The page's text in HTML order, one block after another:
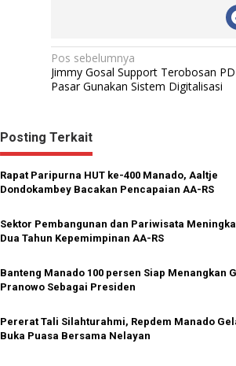
N
a
i
g
a
s
i
p
s
Pos sebelumnya
Jimmy Gosal Support Terobosan PD
Pasar Gunakan Sistem Digitalisasi
Posting Terkait
Rapat Paripurna HUT ke-400 Manado, Aaltje
Dondokambey Bacakan Pencapaian AA-RS
Sektor Pembangunan dan Pariwisata
Dua Tahun Kepemimpinan AA-RS
Banteng Manado 100 persen Siap Menangkan
Pranowo Sebagai Presiden
Pererat Tali Silahturahmi, Repdem Manado
Buka Puasa Bersama Nelayan